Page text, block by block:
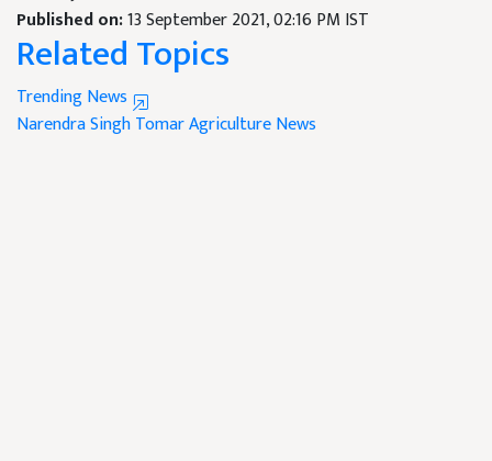
Published on:13 September 2021, 02:16 PM IST
Related Topics
Trending News
Narendra Singh TomarAgriculture News